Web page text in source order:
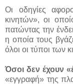
Οι οδηγίες
κινητών», οι
πατώντας την
η οποία τους
όλοι οι τύποι των
Όσοι δεν έχουν
«εγγραφή» της